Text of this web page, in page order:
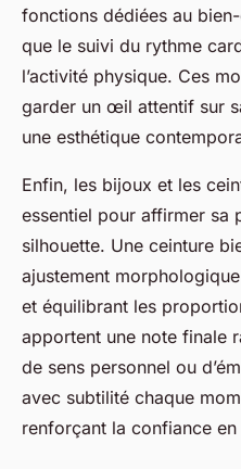
fonctions dédiées au
que le suivi du rythme
l’activité physique. Ces
garder un œil attentif sur
une esthétique
Enfin, les bijoux et les
essentiel pour affirmer sa
silhouette. Une ceinture
ajustement
et équilibrant les
apportent une note finale
de sens personnel ou
avec subtilité chaque
renforçant la confiance en